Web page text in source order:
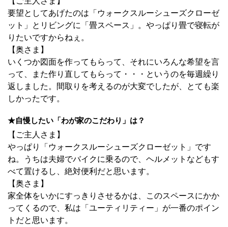
要望としてあげたのは「ウォークスルーシューズクローゼ
ット」とリビングに「畳スペース」。やっぱり畳で寝転が
りたいですからねぇ。
【奥さま】
いくつか図面を作ってもらって、それにいろんな希望を言
って、また作り直してもらって・・・というのを毎週繰り
返しました。間取りを考えるのが大変でしたが、とても楽
しかったです。
★自慢したい「わが家のこだわり」は？
【ご主人さま】
やっぱり「ウォークスルーシューズクローゼット」です
ね。うちは夫婦でバイクに乗るので、ヘルメットなどもす
べて置けるし、絶対便利だと思います。
【奥さま】
家全体をいかにすっきりさせるかは、このスペースにかか
ってくるので、私は「ユーティリティー」が一番のポイン
トだと思います。